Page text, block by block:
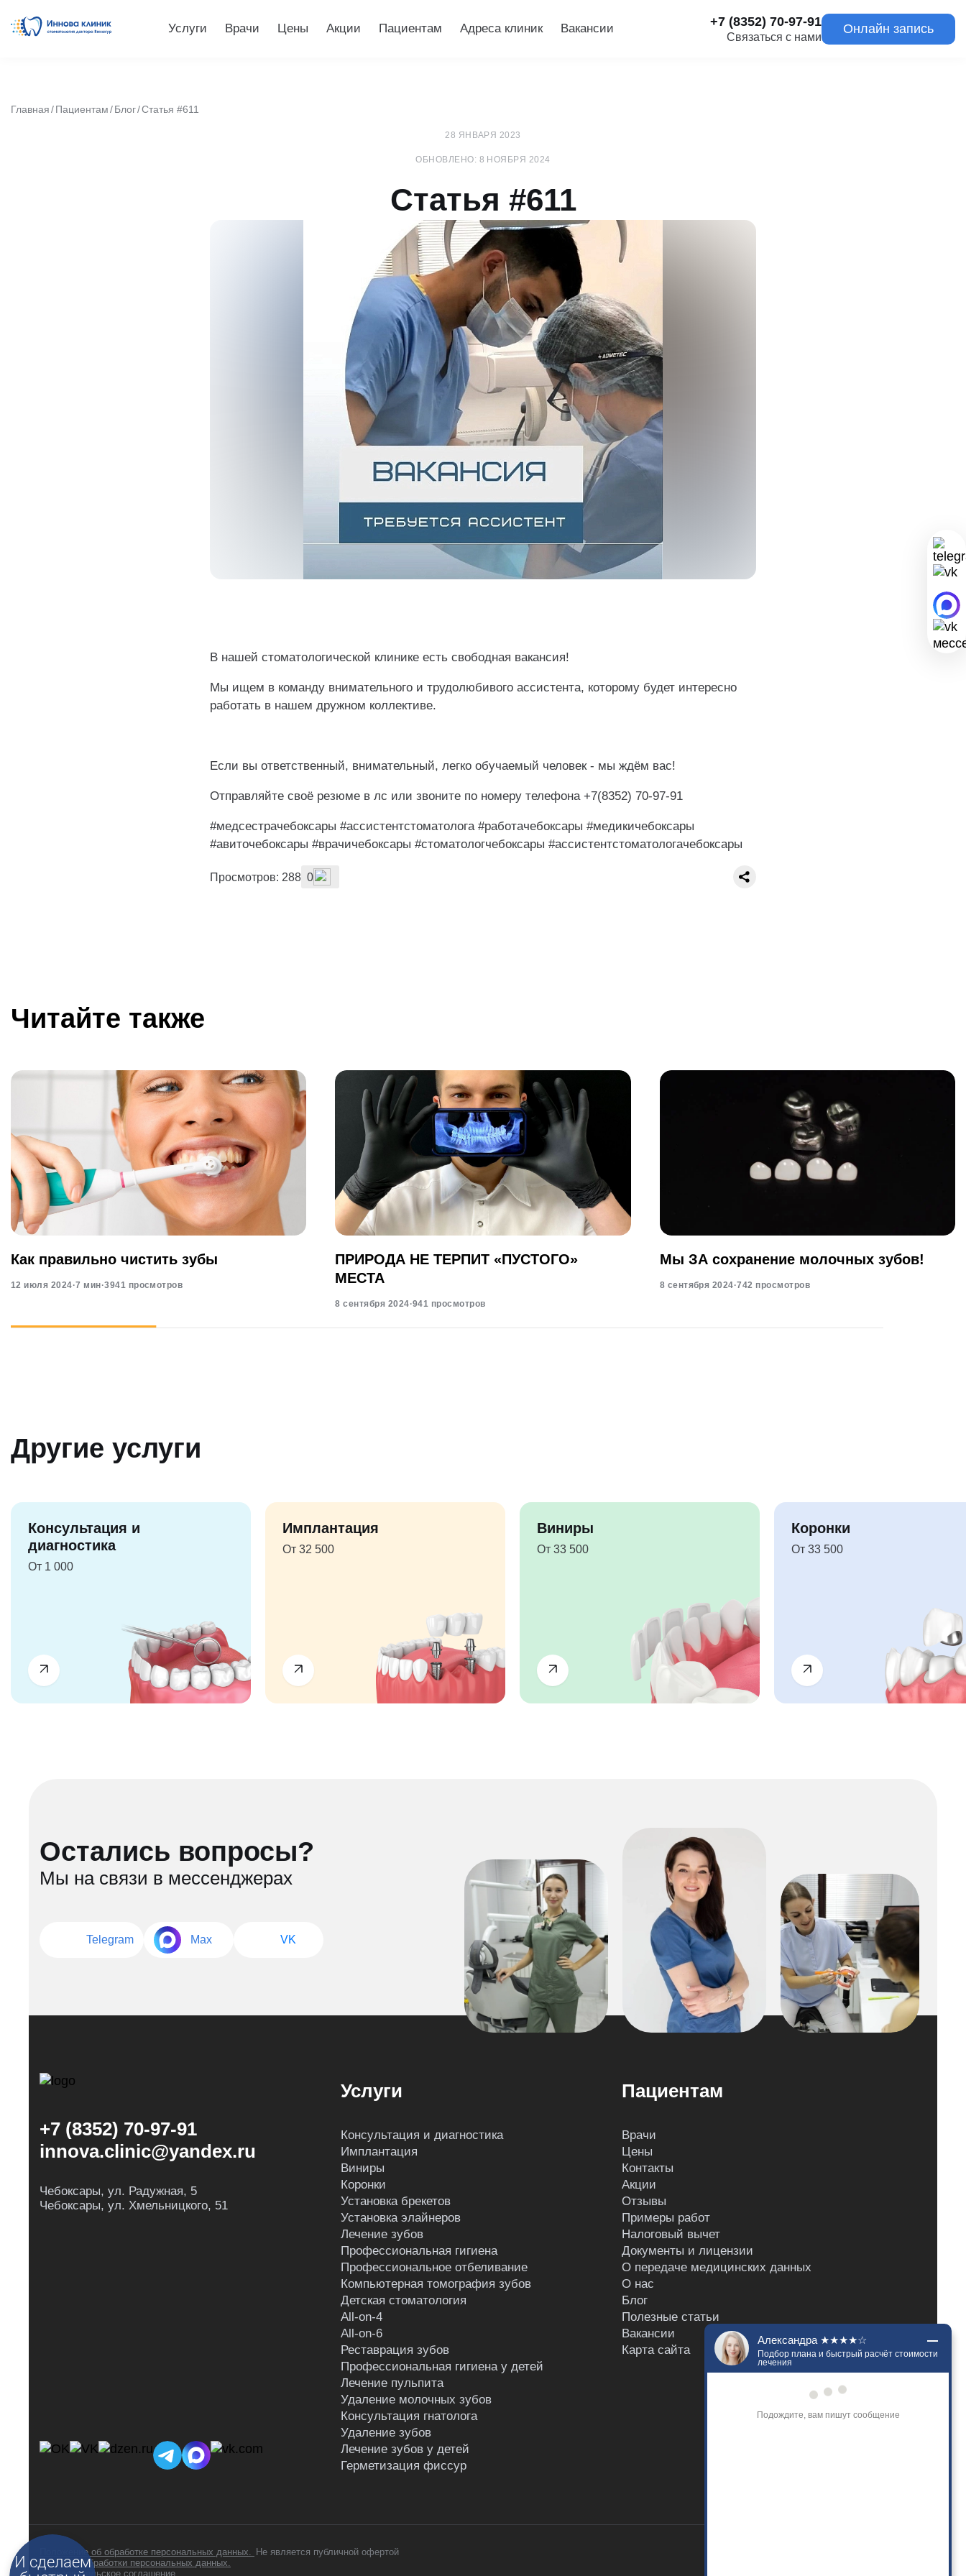
Услуги Врачи Цены Акции Пациентам Адреса клиник Вакансии +7 (8352) 70-97-91
Связаться с нами
Онлайн запись
Главная Пациентам Блог Статья #611
28 ЯНВАРЯ 2023
ОБНОВЛЕНО: 8 НОЯБРЯ 2024
Статья #611
В нашей стоматологической клинике есть свободная вакансия!
Мы ищем в команду внимательного и трудолюбивого ассистента, которому будет интересно
работать в нашем дружном коллективе.
Если вы ответственный, внимательный, легко обучаемый человек - мы ждём вас!
Отправляйте своё резюме в лс или звоните по номеру телефона +7(8352) 70-97-91
#медсестрачебоксары #ассистентстоматолога #работачебоксары #медикичебоксары
#авиточебоксары #врачичебоксары #стоматологчебоксары #ассистентстоматологачебоксары
Просмотров: 288 0
Читайте также
Как правильно чистить зубы
12 июля 2024·7 мин·3941 просмотров
ПРИРОДА НЕ ТЕРПИТ «ПУСТОГО»
МЕСТА
8 сентября 2024·941 просмотров
Мы ЗА сохранение молочных зубов!
8 сентября 2024·742 просмотров
Другие услуги
Консультация и
диагностика
От 1 000
Имплантация
От 32 500
Виниры
От 33 500
Коронки
От 33 500
Остались вопросы?
Мы на связи в мессенджерах
Telegram Max VK
+7 (8352) 70-97-91
innova.clinic@yandex.ru
Чебоксары, ул. Радужная, 5
Чебоксары, ул. Хмельницкого, 51
Услуги
Консультация и диагностика
Имплантация
Виниры
Коронки
Установка брекетов
Установка элайнеров
Лечение зубов
Профессиональная гигиена
Профессиональное отбеливание
Компьютерная томография зубов
Детская стоматология
All-on-4
All-on-6
Реставрация зубов
Профессиональная гигиена у детей
Лечение пульпита
Удаление молочных зубов
Консультация гнатолога
Удаление зубов
Лечение зубов у детей
Герметизация фиссур
Пациентам
Врачи
Цены
Контакты
Акции
Отзывы
Примеры работ
Налоговый вычет
Документы и лицензии
О передаче медицинских данных
О нас
Блог
Полезные статьи
Вакансии
Карта сайта
Положение об обработке персональных данных. Не является публичной офертой
Политика обработки персональных данных.
Пользовательское соглашение.
Александра ★★★★☆
Подбор плана и быстрый расчёт стоимости
лечения
Добрый день. Напишите, что вас
лечения и сориентирую по стоимости.
Подберем